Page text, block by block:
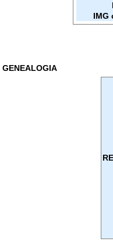
IMG
GENEALOGIA